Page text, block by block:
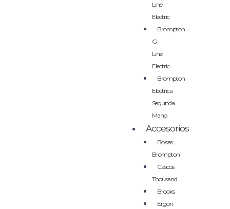
Line
Electric
Brompton
G
Line
Electric
Brompton
Eléctrica
Segunda
Mano
Accesorios
Bolsas
Brompton
Cascos
Thousand
Brooks
Ergon